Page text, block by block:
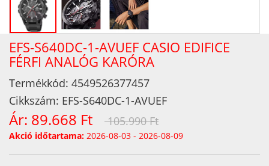
EFS-S640DC-1-AVUEF CASIO EDIFICE
FÉRFI ANALÓG KARÓRA
Termékkód: 4549526377457
Cikkszám: EFS-S640DC-1-AVUEF
Ár: 89.668 Ft 105.990 Ft
Akció időtartama: 2026-08-03 - 2026-08-09